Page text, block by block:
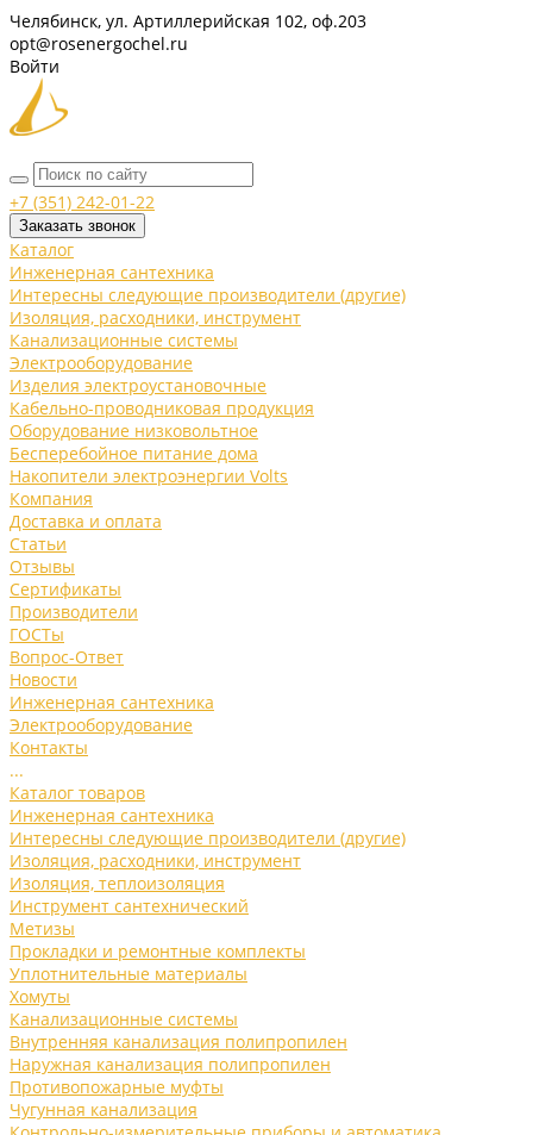
Челябинск, ул. Артиллерийская 102, оф.203
opt@rosenergochel.ru
Войти
+7 (351) 242-01-22
Заказать звонок
Каталог
Инженерная сантехника
Интересны следующие производители (другие)
Изоляция, расходники, инструмент
Канализационные системы
Электрооборудование
Изделия электроустановочные
Кабельно-проводниковая продукция
Оборудование низковольтное
Бесперебойное питание дома
Накопители электроэнергии Volts
Компания
Доставка и оплата
Статьи
Отзывы
Сертификаты
Производители
ГОСТы
Вопрос-Ответ
Новости
Инженерная сантехника
Электрооборудование
Контакты
...
Каталог товаров
Инженерная сантехника
Интересны следующие производители (другие)
Изоляция, расходники, инструмент
Изоляция, теплоизоляция
Инструмент сантехнический
Метизы
Прокладки и ремонтные комплекты
Уплотнительные материалы
Хомуты
Канализационные системы
Внутренняя канализация полипропилен
Наружная канализация полипропилен
Противопожарные муфты
Чугунная канализация